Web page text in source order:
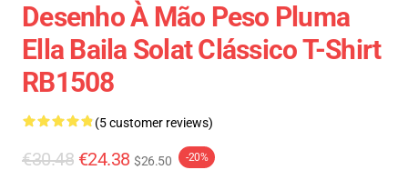
Desenho À Mão Peso Pluma
Ella Baila Solat Clássico T-Shirt
RB1508
(5 customer reviews)
€30.48 €24.38 $26.50 -20%